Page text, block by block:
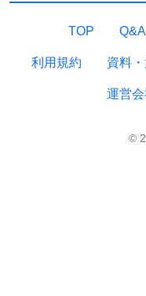
TOP Q&A
利用規約 資料
運営
©